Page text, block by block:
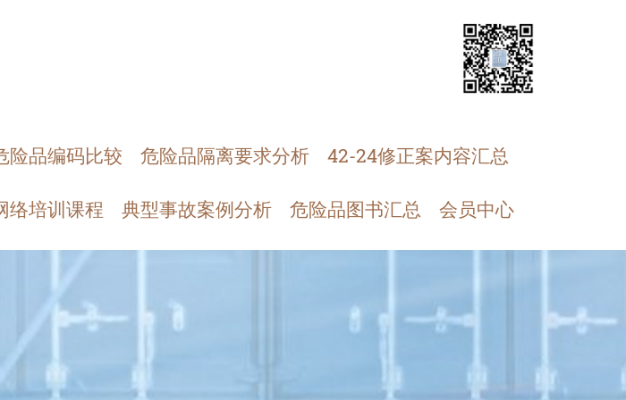
险品编码比较 危险品隔离要求分析 42-24修正案内容汇总
络培训课程 典型事故案例分析 危险品图书汇总 会员中心